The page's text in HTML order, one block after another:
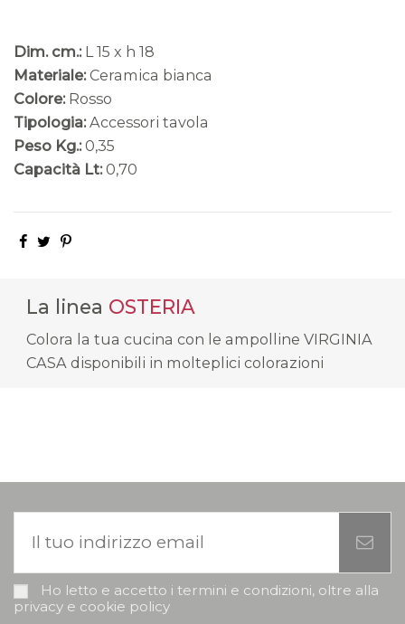
Dim. cm.: L 15 x h 18
Materiale: Ceramica bianca
Colore: Rosso
Tipologia: Accessori tavola
Peso Kg.: 0,35
Capacità Lt: 0,70
La linea OSTERIA
Colora la tua cucina con le ampolline VIRGINIA
CASA disponibili in molteplici colorazioni
Ho letto e accetto i termini e condizioni, oltre alla
privacy e cookie policy